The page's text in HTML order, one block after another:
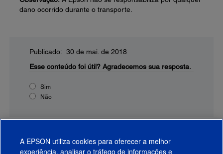
dano ocorrido durante o transporte.
Publicado: 30 de mai. de 2018
Esse conteúdo foi útil? Agradecemos sua resposta.
Sim
Não
A EPSON utiliza cookies para oferecer a melhor
experiência, analisar o tráfego de informações e